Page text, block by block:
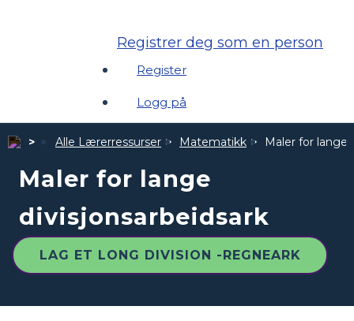
Registrer deg som en person
Register
Logg på
Alle Lærerressurser Matematikk Maler for lange
Maler for lange
divisjonsarbeidsark
LAG ET LONG DIVISION -REGNEARK